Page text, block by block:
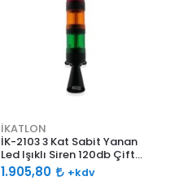
İKATLON
İK-2103 3 Kat Sabit Yanan
Led Işıklı Siren 120db Çift
Ses Borulu
1.905,80 +kdv